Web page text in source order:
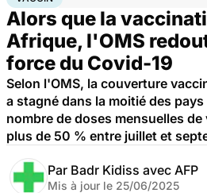
Alors que la
Afrique, l'OMS
force du Covid-19
Selon l'OMS, la couverture
a stagné dans la moitié des
nombre de doses mensuelles
plus de 50 % entre juillet et
Par Badr Kidiss avec AFP
Mis à jour le 25/06/2025